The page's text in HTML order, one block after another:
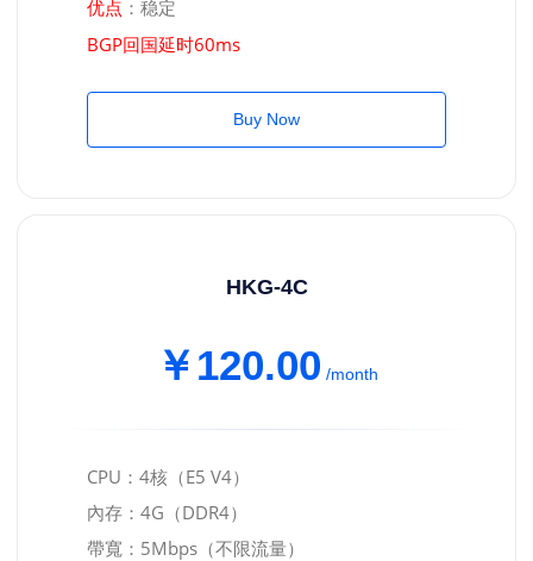
优点 ：稳定
BGP回国延时60ms
Buy Now
HKG-4C
￥120.00 /month
CPU：4核（E5 V4）
內存：4G（DDR4）
帶寬：5Mbps（不限流量）